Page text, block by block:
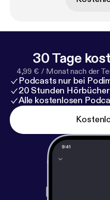
30 Tage
4,99 € / Monat nach der
Podcasts nur bei
20 Stunden
Alle kostenlosen